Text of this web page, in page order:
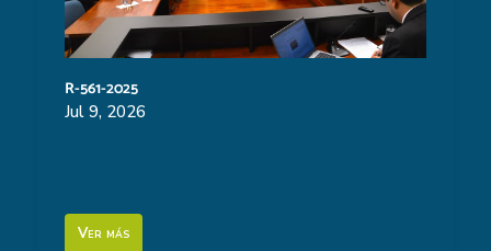
R-561-2025
Jul 9, 2026
Ver más